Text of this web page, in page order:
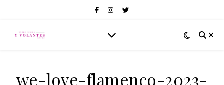
we-love-flamenco-2023-